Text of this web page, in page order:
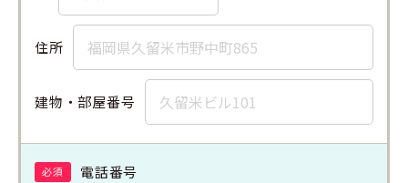
住所
建物・部屋番号
電話番号
必須